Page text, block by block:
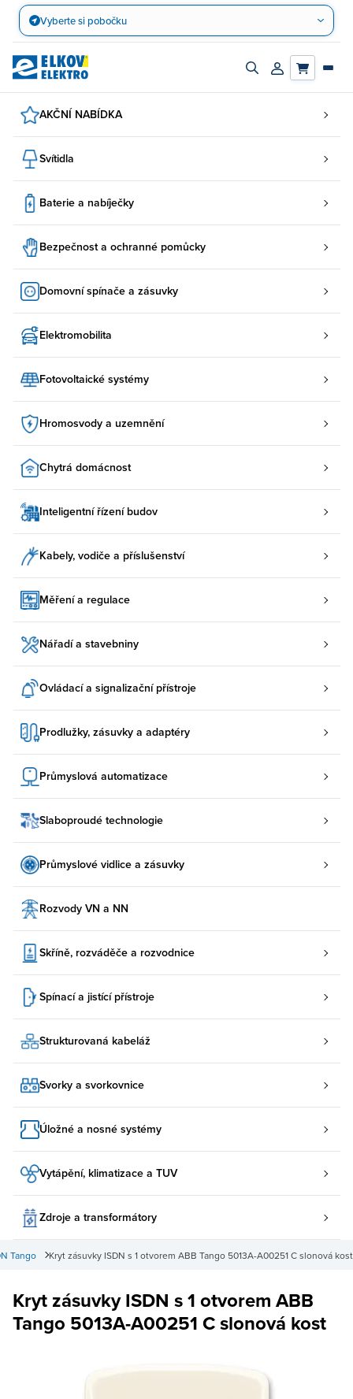
Přejít
obsah
Vyberte si pobočku
Zapnout/vypnout
Přihlásit/
AKČNÍ NABÍDKA
Svítidla
Baterie a nabíječky
Bezpečnost a ochranné pomůcky
Domovní spínače a zásuvky
Elektromobilita
Fotovoltaické systémy
Hromosvody a uzemnění
Chytrá domácnost
Inteligentní řízení budov
Kabely, vodiče a příslušenství
Měření a regulace
Nářadí a stavebniny
Ovládací a signalizační přístroje
Prodlužky, zásuvky a adaptéry
Průmyslová automatizace
Slaboproudé technologie
Průmyslové vidlice a zásuvky
Rozvody VN a NN
Skříně, rozváděče a rozvodnice
Spínací a jistící přístroje
Strukturovaná kabeláž
Svorky a svorkovnice
Úložné a nosné systémy
Vytápění, klimatizace a TUV
Zdroje a transformátory
Kryt zásuvky ISDN s 1 otvorem ABB Tango 5013A-A00251 C slonová kost
Tango
Kryt zásuvky ISDN s 1 otvorem ABB
Tango 5013A-A00251 C slonová kost